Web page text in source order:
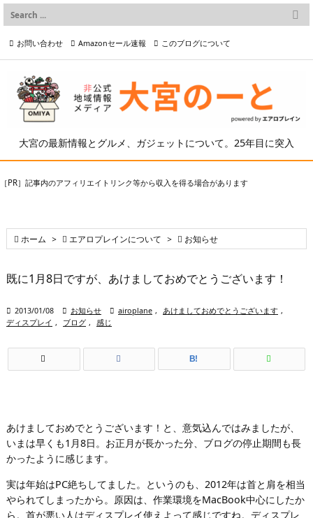
大宮の最新情報とグルメ、ガジェットについて。25年目に突入

メニュー

検索
お問い合わせ Amazonセール速報 このブログについて
プライバシーポリシー等
［PR］記事内のアフィリエイトリンク等から収入を得る場合があります
 ホーム >  エアロプレインについて >  お知らせ
既に1月8日ですが、あけましておめでとうございます！
 2013/01/08  お知らせ  airoplane , あけましておめでとうございます ,
ディスプレイ , ブログ , 感じ
B!
あけましておめでとうございます！と、意気込んではみましたが、
いまは早くも1月8日。お正月が長かった分、ブログの停止期間も長
かったように感じます。
実は年始はPC絶ちしてました。というのも、2012年は首と肩を相当
やられてしまったから。原因は、作業環境をMacBook中心にしたか
ら。首が悪い人はディスプレイ使えよって感じですね。ディスプレ